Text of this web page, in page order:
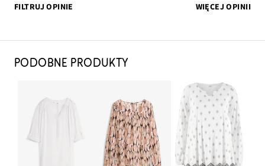
FILTRUJ OPINIE
WIĘCEJ OPINII
PODOBNE PRODUKTY